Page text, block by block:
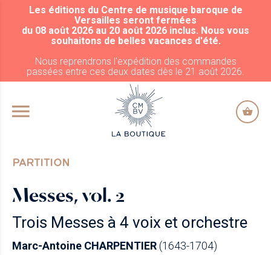
ALLER AU CONTENU PRINCIPAL
Les éditions du Centre de musique baroque de
Versailles seront fermées
du 08 août 2026 au 20 août 2026 inclus. Nous vous
souhaitons de belles vacances d'été.
Nous reprendrons l'expédition des commandes
passées entre ces deux dates dès le 21 août 2026.
PARTITION
Messes, vol. 2
Trois Messes à 4 voix et orchestre
Marc-Antoine CHARPENTIER(1643-1704)